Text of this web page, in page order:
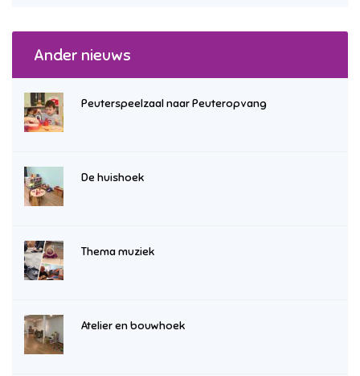
Ander nieuws
Peuterspeelzaal naar Peuteropvang
De huishoek
Thema muziek
Atelier en bouwhoek